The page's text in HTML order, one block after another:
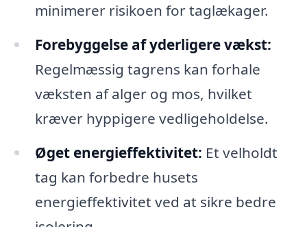
minimerer risikoen for taglækager.
Forebyggelse af yderligere vækst:
Regelmæssig tagrens kan forhale
væksten af alger og mos, hvilket
kræver hyppigere vedligeholdelse.
Øget energieffektivitet: Et velholdt
tag kan forbedre husets
energieffektivitet ved at sikre bedre